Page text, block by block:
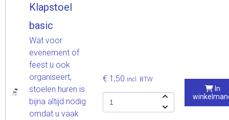
Klapstoel
basic
Wat voor
evenement of
feest u ook
organiseert,
stoelen huren is
bijna altijd nodig
omdat u vaak
€ 1,50 incl. BTW
In